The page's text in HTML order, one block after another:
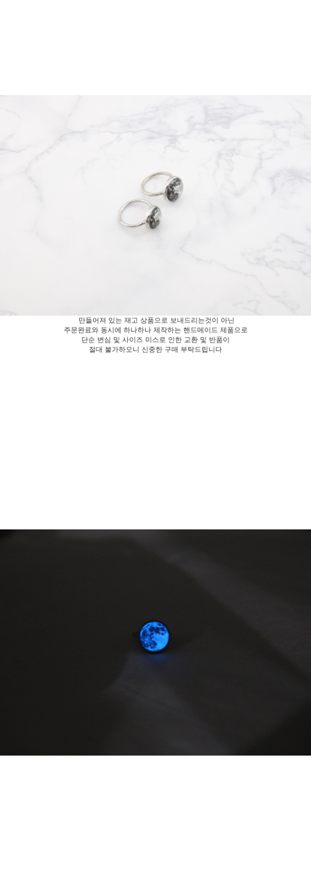
만들어져 있는 재고 상품으로 보내드리는것이 아닌
주문완료와 동시에 하나하나 제작하는 핸드메이드 제품으로
단순 변심 및 사이즈 미스로 인한 교환 및 반품이
절대 불가하오니 신중한 구매 부탁드립니다